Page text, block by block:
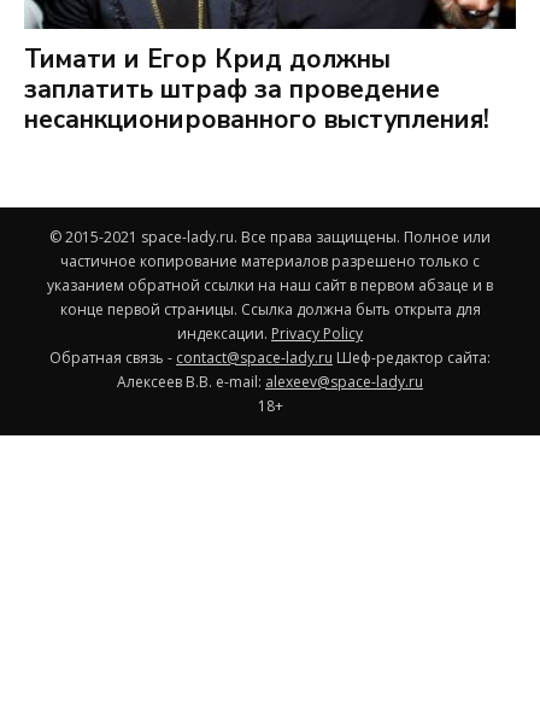
Тимати и Егор Крид должны
заплатить штраф за проведение
несанкционированного выступления!
© 2015-2021 space-lady.ru. Все права защищены. Полное или
частичное копирование материалов разрешено только с
указанием обратной ссылки на наш сайт в первом абзаце и в
конце первой страницы. Ссылка должна быть открыта для
индексации. Privacy Policy
Обратная связь - contact@space-lady.ru Шеф-редактор сайта:
Алексеев В.В. e-mail: alexeev@space-lady.ru
18+